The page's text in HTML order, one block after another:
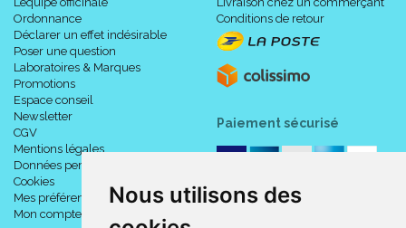
Nous utilisons des
Ordonnance
Déclarer un effet indésirable
Poser une question
Laboratoires & Marques
Promotions
Espace conseil
Newsletter
CGV
Mentions légales
Données personnelles
Cookies
Mes préférences Cookies
Mon compte
Conditions de retour
Paiement sécurisé